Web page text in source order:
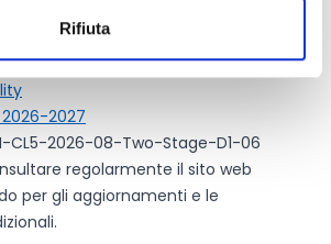
Rifiuta
e documenti
2026-2027 – 8. Climate,
2027
CL5-2026-08-Two-Stage-D1-06
regolarmente il sito web
per gli aggiornamenti e le